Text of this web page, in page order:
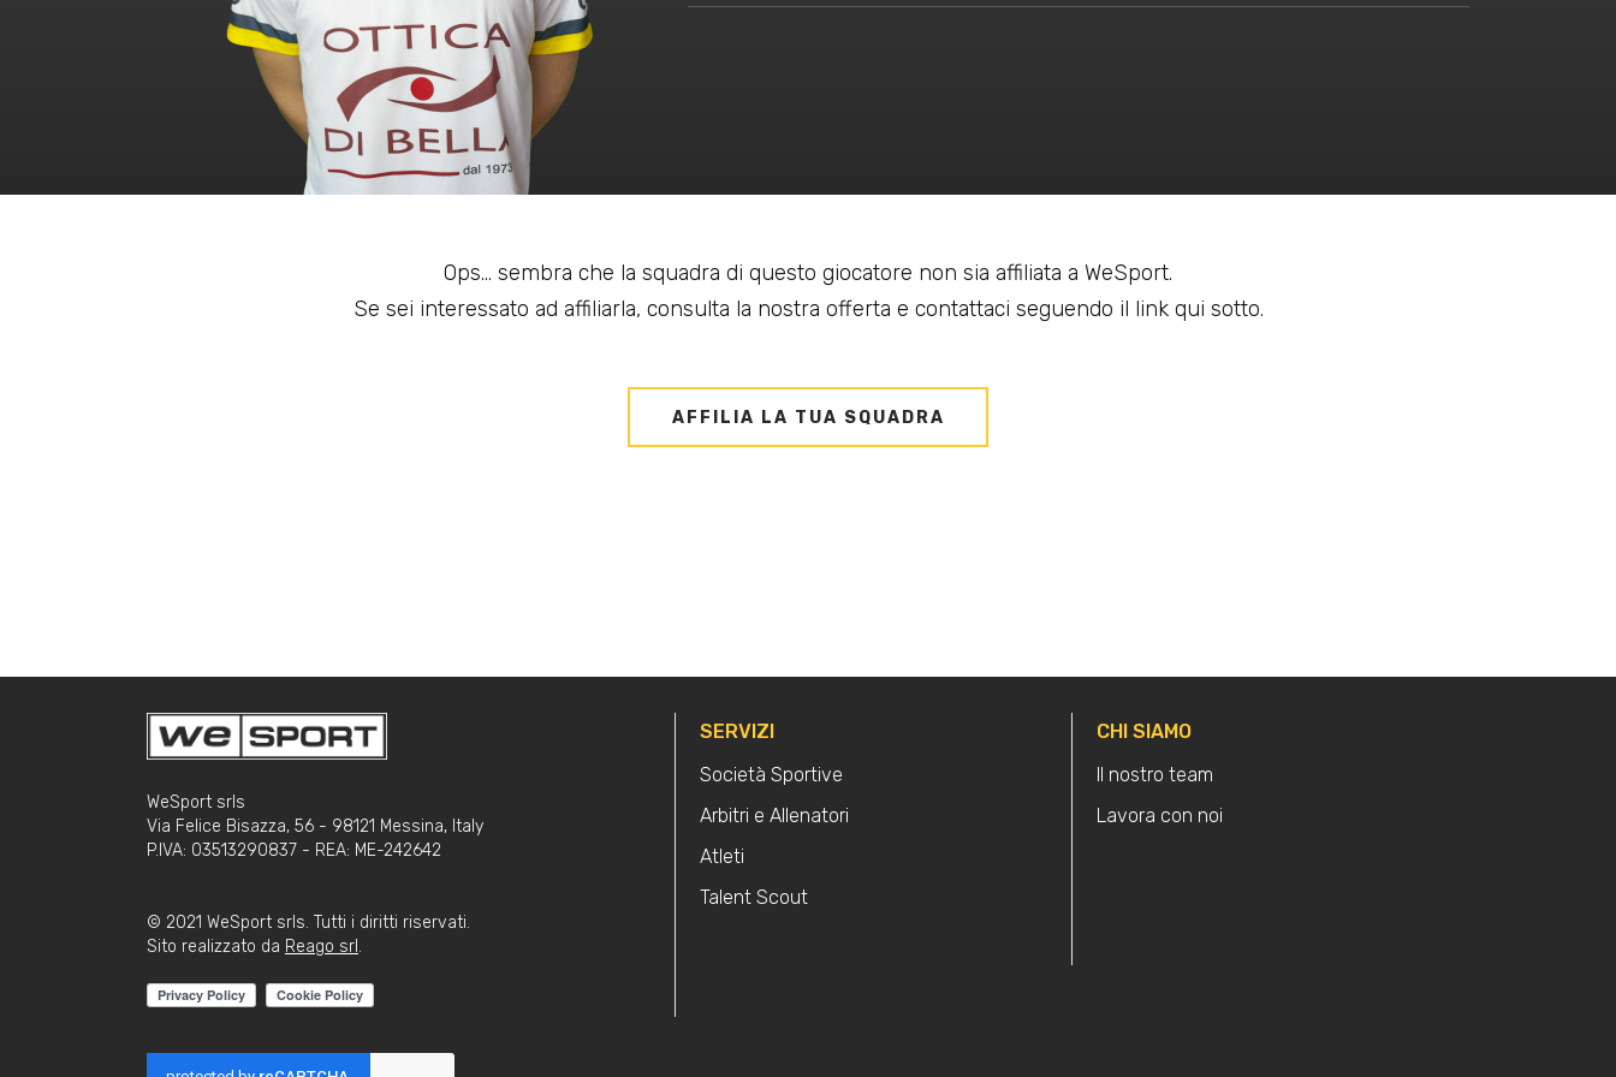
Ops... sembra che la squadra di questo giocatore non sia affiliata a WeSport.
Se sei interessato ad affiliarla, consulta la nostra offerta e contattaci seguendo il link qui sotto.
AFFILIA LA TUA SQUADRA
WeSport srls
Via Felice Bisazza, 56 - 98121 Messina, Italy
P.IVA: 03513290837 - REA: ME-242642
© 2021 WeSport srls. Tutti i diritti riservati.
Sito realizzato da Reago srl .
SERVIZI
Società Sportive
Arbitri e Allenatori
Atleti
Talent Scout
CHI SIAMO
Il nostro team
Lavora con noi